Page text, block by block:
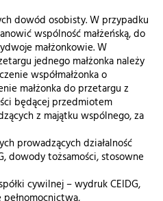
dowód osobisty. W przypadku
wspólność małżeńską, do
małżonkowie. W
jednego małżonka należy
współmałżonka o
małżonka do przetargu z
będącej przedmiotem
z majątku wspólnego, za
prowadzących działalność
dowody tożsamości, stosowne
cywilnej – wydruk CEIDG,